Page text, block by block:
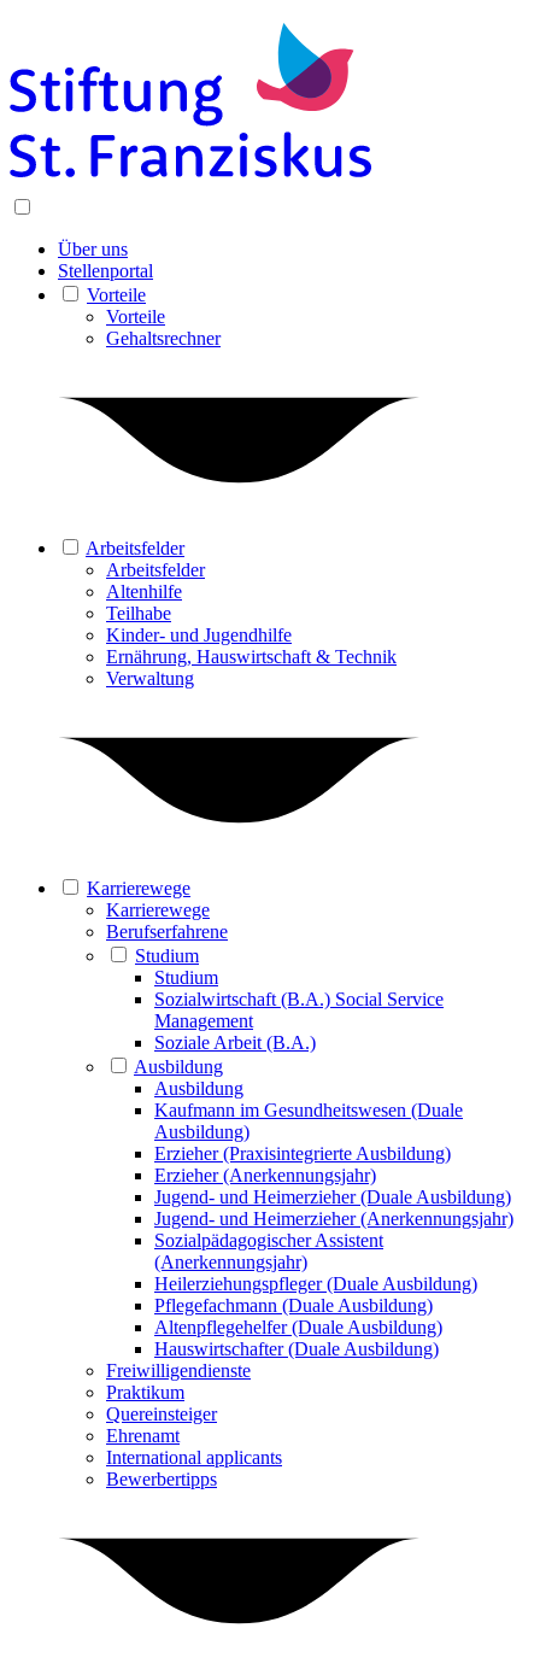
Über uns
Stellenportal
Vorteile
Vorteile
Gehaltsrechner
Arbeitsfelder
Arbeitsfelder
Altenhilfe
Teilhabe
Kinder- und Jugendhilfe
Ernährung, Hauswirtschaft & Technik
Verwaltung
Karrierewege
Karrierewege
Berufserfahrene
Studium
Studium
Sozialwirtschaft (B.A.) Social Service
Management
Soziale Arbeit (B.A.)
Ausbildung
Ausbildung
Kaufmann im Gesundheitswesen (Duale
Ausbildung)
Erzieher (Praxisintegrierte Ausbildung)
Erzieher (Anerkennungsjahr)
Jugend- und Heimerzieher (Duale Ausbildung)
Jugend- und Heimerzieher (Anerkennungsjahr)
Sozialpädagogischer Assistent
(Anerkennungsjahr)
Heilerziehungspfleger (Duale Ausbildung)
Pflegefachmann (Duale Ausbildung)
Altenpflegehelfer (Duale Ausbildung)
Hauswirtschafter (Duale Ausbildung)
Freiwilligendienste
Praktikum
Quereinsteiger
Ehrenamt
International applicants
Bewerbertipps